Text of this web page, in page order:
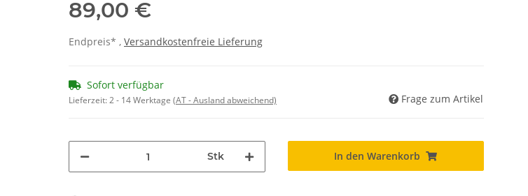
89,00 €
Endpreis* , Versandkostenfreie Lieferung
Sofort verfügbar
Lieferzeit:2 - 14 Werktage (AT - Ausland abweichend) Frage zum Artikel
Stk In den Warenkorb
Loading...